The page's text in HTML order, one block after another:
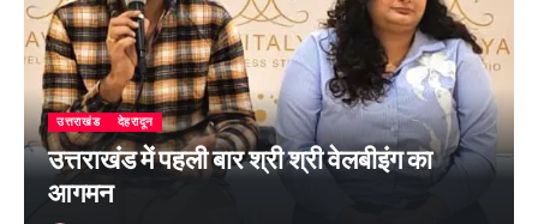
उत्तराखंड देहरादून
उत्तराखंड में पहली बार श्री श्री वेलबीइंग का
आगमन